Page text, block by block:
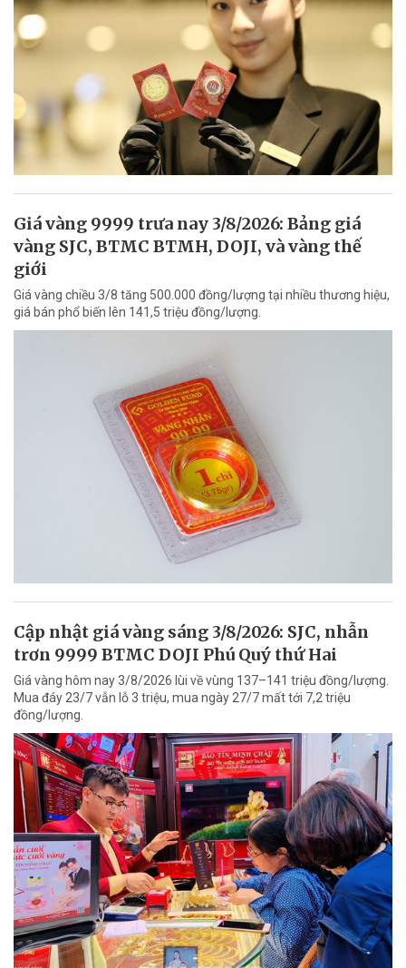
Giá vàng 9999 trưa nay 3/8/2026: Bảng giá
vàng SJC, BTMC BTMH, DOJI, và vàng thế
giới
Giá vàng chiều 3/8 tăng 500.000 đồng/lượng tại nhiều thương hiệu,
giá bán phổ biến lên 141,5 triệu đồng/lượng.
Cập nhật giá vàng sáng 3/8/2026: SJC, nhẫn
trơn 9999 BTMC DOJI Phú Quý thứ Hai
Giá vàng hôm nay 3/8/2026 lùi về vùng 137–141 triệu đồng/lượng.
Mua đáy 23/7 vẫn lỗ 3 triệu, mua ngày 27/7 mất tới 7,2 triệu
đồng/lượng.